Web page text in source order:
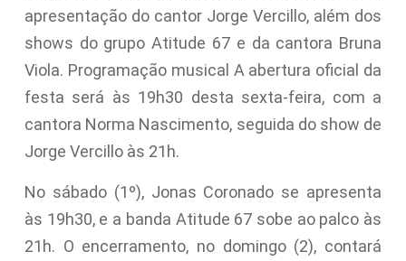
apresentação do cantor Jorge Vercillo, além dos
shows do grupo Atitude 67 e da cantora Bruna
Viola. Programação musical A abertura oficial da
festa será às 19h30 desta sexta-feira, com a
cantora Norma Nascimento, seguida do show de
Jorge Vercillo às 21h.
No sábado (1º), Jonas Coronado se apresenta
às 19h30, e a banda Atitude 67 sobe ao palco às
21h. O encerramento, no domingo (2), contará